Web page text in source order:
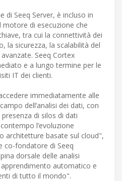
di Seeq Server, è incluso in
motore di esecuzione che
tra cui la connettività dei
la sicurezza, la scalabilità del
Seeq Cortex
e a lungo termine per le
IT dei clienti.
immediatamente alle
dell’analisi dei dati, con
di silos di dati
l’evoluzione
architetture basate sul cloud",
co-fondatore di Seeq
dorsale delle analisi
automatico e
di tutto il mondo".